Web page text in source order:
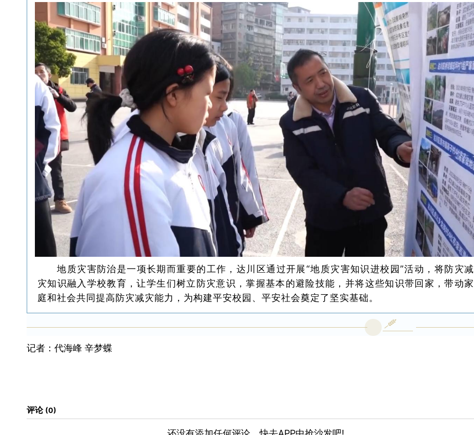
地质灾害防治是一项长期而重要的工作，达川区通过开展“地质灾害知识进校园”活动，将防灾减
灾知识融入学校教育，让学生们树立防灾意识，掌握基本的避险技能，并将这些知识带回家，带动家
庭和社会共同提高防灾减灾能力，为构建平安校园、平安社会奠定了坚实基础。
记者：代海峰 辛梦蝶
评论 0